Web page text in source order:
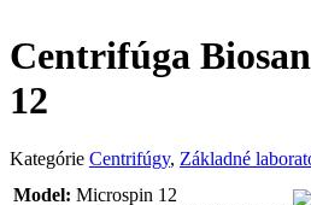
Centrifúga
12
Kategórie Centrifúgy, Základné
Model: Microspin 12